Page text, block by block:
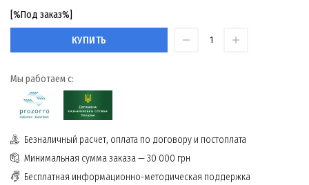
[%Под заказ%]
КУПИТЬ
Мы работаем с:
Безналичный расчет, оплата по договору и постоплата
Минимальная сумма заказа — 30 000 грн
Бесплатная информационно-методическая поддержка